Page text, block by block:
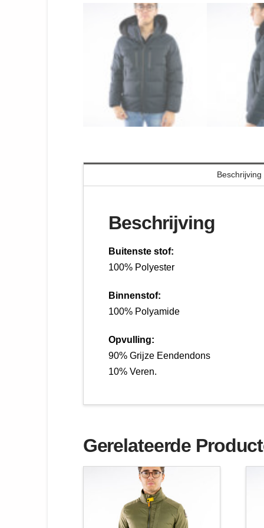
Beschrijving
Beschrijving
Buitenste stof:
100% Polyester
Binnenstof:
100% Polyamide
Opvulling:
90% Grijze Eendendons
10% Veren.
Gerelateerde